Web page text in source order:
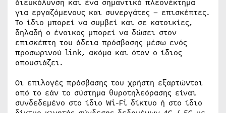
διευκόλυνση και ένα σημαντικό πλεονέκτημα
για εργαζόμενους και συνεργάτες – επισκέπτες.
Το ίδιο μπορεί να συμβεί και σε κατοικίες,
δηλαδή ο ένοικος μπορεί να δώσει στον
επισκέπτη του άδεια πρόσβασης μέσω ενός
προσωρινού link, ακόμα και όταν ο ίδιος
απουσιάζει.
Οι επιλογές πρόσβασης του χρήστη εξαρτώνται
από το εάν το σύστημα θυροτηλεόρασης είναι
συνδεδεμένο στο ίδιο Wi-Fi δίκτυο ή στο ίδιο